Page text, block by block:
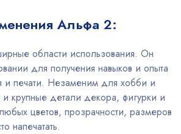
Альфа 2:
области использования. Он
для получения навыков и опыта
и печати. Незаменим для хобби и
крупные детали декора, фигурки и
цветов, прозрачности, размеров
напечатать.